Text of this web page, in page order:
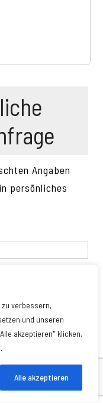
verbessern,
und unseren
akzeptieren" klicken,
Alle akzeptieren
Angaben
persönliches